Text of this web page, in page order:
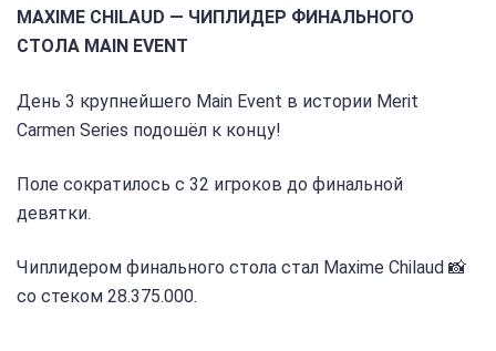
MAXIME CHILAUD — ЧИПЛИДЕР ФИНАЛЬНОГО
СТОЛА MAIN EVENT
День 3 крупнейшего Main Event в истории Merit
Carmen Series подошёл к концу!
Поле сократилось с 32 игроков до финальной
девятки.
Чиплидером финального стола стал Maxime Chilaud 📸
со стеком 28.375.000.